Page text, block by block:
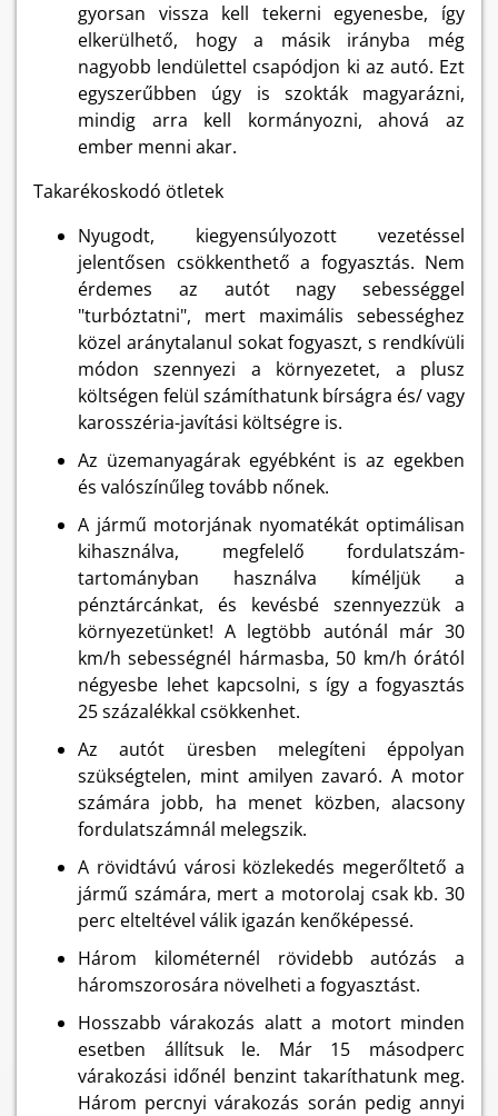
gyorsan vissza kell tekerni egyenesbe, így
elkerülhető, hogy a másik irányba még
nagyobb lendülettel csapódjon ki az autó. Ezt
egyszerűbben úgy is szokták magyarázni,
mindig arra kell kormányozni, ahová az
ember menni akar.
Takarékoskodó ötletek
Nyugodt, kiegyensúlyozott vezetéssel
jelentősen csökkenthető a fogyasztás. Nem
érdemes az autót nagy sebességgel
"turbóztatni", mert maximális sebességhez
közel aránytalanul sokat fogyaszt, s rendkívüli
módon szennyezi a környezetet, a plusz
költségen felül számíthatunk bírságra és/ vagy
karosszéria-javítási költségre is.
Az üzemanyagárak egyébként is az egekben
és valószínűleg tovább nőnek.
A jármű motorjának nyomatékát optimálisan
kihasználva, megfelelő fordulatszám-
tartományban használva kíméljük a
pénztárcánkat, és kevésbé szennyezzük a
környezetünket! A legtöbb autónál már 30
km/h sebességnél hármasba, 50 km/h órától
négyesbe lehet kapcsolni, s így a fogyasztás
25 százalékkal csökkenhet.
Az autót üresben melegíteni éppolyan
szükségtelen, mint amilyen zavaró. A motor
számára jobb, ha menet közben, alacsony
fordulatszámnál melegszik.
A rövidtávú városi közlekedés megerőltető a
jármű számára, mert a motorolaj csak kb. 30
perc elteltével válik igazán kenőképessé.
Három kilométernél rövidebb autózás a
háromszorosára növelheti a fogyasztást.
Hosszabb várakozás alatt a motort minden
esetben állítsuk le. Már 15 másodperc
várakozási időnél benzint takaríthatunk meg.
Három percnyi várakozás során pedig annyi